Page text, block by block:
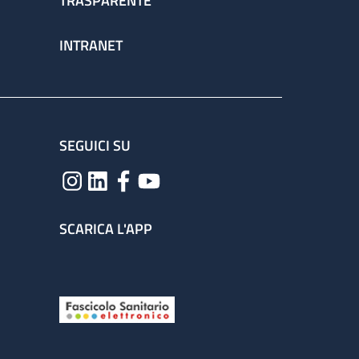
INTRANET
SEGUICI SU
SCARICA L'APP